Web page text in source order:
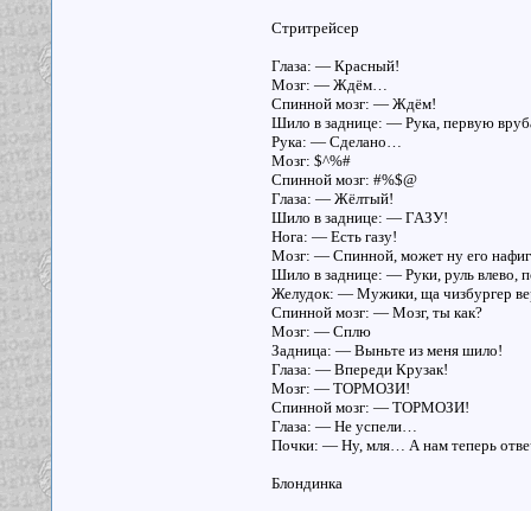
Стритрейсер
Глаза: — Красный!
Мозг: — Ждём…
Спинной мозг: — Ждём!
Шило в заднице: — Рука, первую
Рука: — Сделано…
Мозг: $^%#
Спинной мозг: #%$@
Глаза: — Жёлтый!
Шило в заднице: — ГАЗУ!
Нога: — Есть газу!
Мозг: — Спинной, может ну его
Шило в заднице: — Руки, руль влево,
Желудок: — Мужики, ща чизбургер
Спинной мозг: — Мозг, ты как?
Мозг: — Сплю
Задница: — Выньте из меня шило!
Глаза: — Впереди Крузак!
Мозг: — ТОРМОЗИ!
Спинной мозг: — ТОРМОЗИ!
Глаза: — Не успели…
Почки: — Ну, мля… А нам теперь
Блондинка